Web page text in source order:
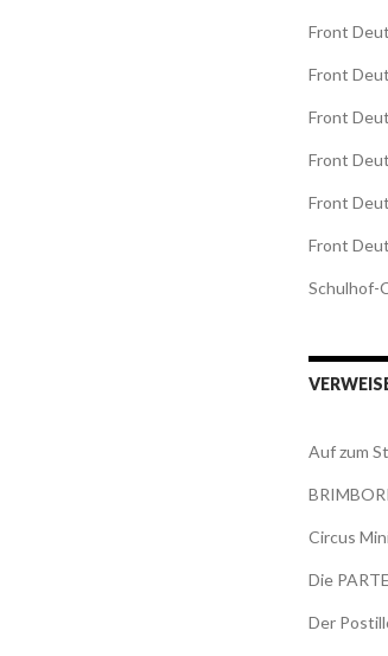
Front
Front
Front
Front
Front
Front
Schulhof-
Auf zum
Circus
Die
Der